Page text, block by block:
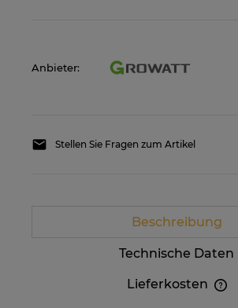
Anbieter:
Stellen Sie Fragen zum Artikel
Beschreibung
Technische Daten
Lieferkosten